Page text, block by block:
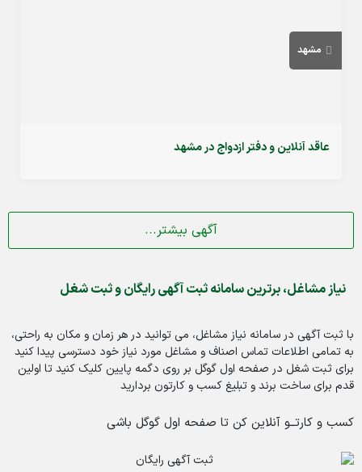
مشهد
عاقد آنلاین و دفتر ازدواج در مشهد
آگهی بیشتر...
نیاز مشاغل، برترین سامانه ثبت آگهی رایگان و ثبت شغل
با ثبت آگهی در سامانه نیاز مشاغل، می توانید در هر زمان و مکان به راحتی،
به تمامی اطلاعات تماس اصناف و مشاغل مورد نیاز خود دسترسی پیدا کنید
برای ثبت شغل در صفحه اول گوگل بر روی دگمه پایین کلیک کنید تا اولین
قدم برای ساخت برند و تبلیغ کسب و کارتون بردارید
کسب و کارتــو آنلاین کن تا صفحه اول گوگل باشی